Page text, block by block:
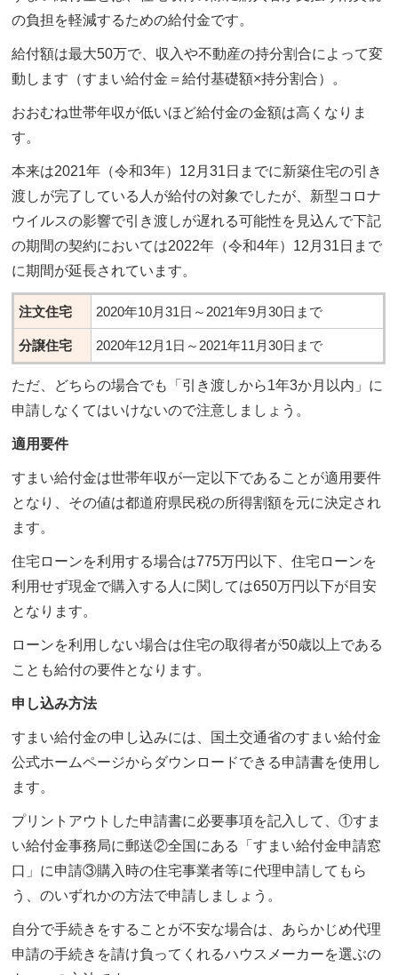
の負担を軽減するための給付金です。
給付額は最大50万で、収入や不動産の持分割合によって変
動します（すまい給付金＝給付基礎額×持分割合）。
おおむね世帯年収が低いほど給付金の金額は高くなりま
す。
本来は2021年（令和3年）12月31日までに新築住宅の引き
渡しが完了している人が給付の対象でしたが、新型コロナ
ウイルスの影響で引き渡しが遅れる可能性を見込んで下記
の期間の契約においては2022年（令和4年）12月31日まで
に期間が延長されています。
注文住宅 2020年10月31日～2021年9月30日まで
分譲住宅 2020年12月1日～2021年11月30日まで
ただ、どちらの場合でも「引き渡しから1年3か月以内」に
申請しなくてはいけないので注意しましょう。
適用要件
すまい給付金は世帯年収が一定以下であることが適用要件
となり、その値は都道府県民税の所得割額を元に決定され
ます。
住宅ローンを利用する場合は775万円以下、住宅ローンを
利用せず現金で購入する人に関しては650万円以下が目安
となります。
ローンを利用しない場合は住宅の取得者が50歳以上である
ことも給付の要件となります。
申し込み方法
すまい給付金の申し込みには、国土交通省のすまい給付金
公式ホームページからダウンロードできる申請書を使用し
ます。
プリントアウトした申請書に必要事項を記入して、①すま
い給付金事務局に郵送②全国にある「すまい給付金申請窓
口」に申請③購入時の住宅事業者等に代理申請してもら
う、のいずれかの方法で申請しましょう。
自分で手続きをすることが不安な場合は、あらかじめ代理
申請の手続きを請け負ってくれるハウスメーカーを選ぶの